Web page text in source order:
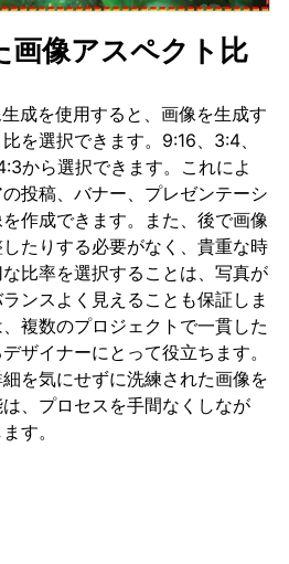
画像アスペクト比
成を使用すると、画像を生成す
を選択できます。9:16、3:4、
から選択できます。これによ
投稿、バナー、プレゼンテーシ
作成できます。また、後で画像
たりする必要がなく、貴重な時
比率を選択することは、写真が
ンスよく見えることも保証しま
複数のプロジェクトで一貫した
ザイナーにとって役立ちます。
を気にせずに洗練された画像を
、プロセスを手間なくしなが
す。